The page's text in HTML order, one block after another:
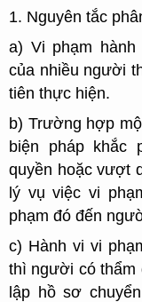
1. Nguyên tắc
a) Vi phạm
của nhiều người
tiên thực hiện.
b) Trường hợp
biện pháp khắc
quyền hoặc vượt
lý vụ việc vi
phạm đó đến
c) Hành vi vi
thì người có thẩm
lập hồ sơ